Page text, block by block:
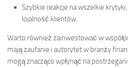
Szybkie reakcje na wszelkie
lojalność klientów.
Warto również zainwestować w
mają zaufanie i autorytet w branży
mogą znacząco wpłynąć na